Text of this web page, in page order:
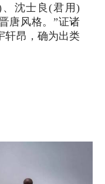
沈士良(君用)
唐风格。”证诸
轩昂，确为出类